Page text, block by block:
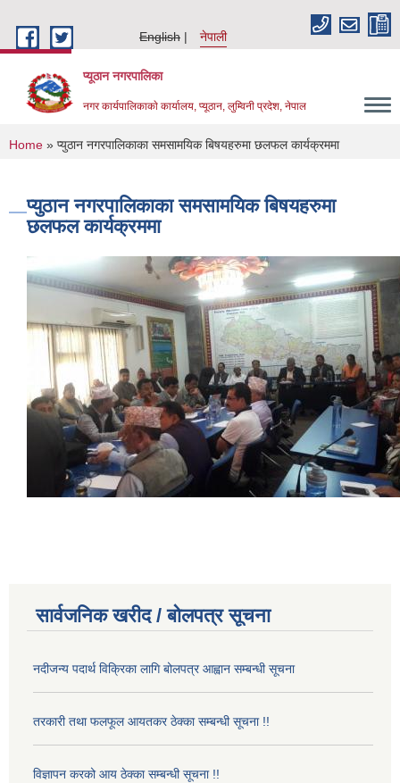
English
नेपाली
प्यूठान नगरपालिका
नगर कार्यपालिकाकाे कार्यालय, प्यूठान, लुम्विनी प्रदेश, नेपाल
You are here
Home » प्युठान नगरपालिकाका समसामयिक बिषयहरुमा छलफल कार्यक्रममा
प्युठान नगरपालिकाका समसामयिक बिषयहरुमा
छलफल कार्यक्रममा
सार्वजनिक खरीद / बोलपत्र सूचना
नदीजन्य पदार्थ विक्रिका लागि बोलपत्र आह्वान सम्बन्धी सूचना
तरकारी तथा फलफूल आयतकर ठेक्का सम्बन्धी सूचना !!
विज्ञापन करको आय ठेक्का सम्बन्धी सूचना !!